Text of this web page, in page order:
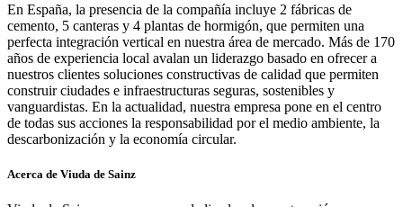
En España, la presencia de la compañía incluye 2 fábricas de
cemento, 5 canteras y 4 plantas de hormigón, que permiten una
perfecta integración vertical en nuestra área de mercado. Más de 170
años de experiencia local avalan un liderazgo basado en ofrecer a
nuestros clientes soluciones constructivas de calidad que permiten
construir ciudades e infraestructuras seguras, sostenibles y
vanguardistas. En la actualidad, nuestra empresa pone en el centro
de todas sus acciones la responsabilidad por el medio ambiente, la
descarbonización y la economía circular.
Acerca de Viuda de Sainz